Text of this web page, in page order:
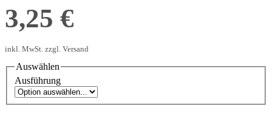
3,25 €
inkl. MwSt. zzgl. Versand
Auswählen
Ausführung